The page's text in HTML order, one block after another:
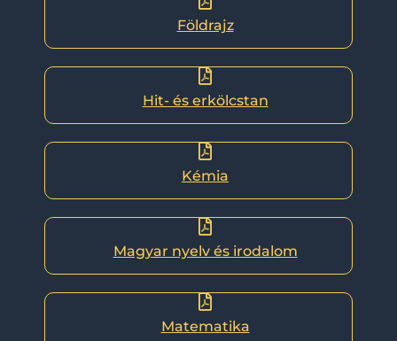
Földrajz
Hit- és erkölcstan
Kémia
Magyar nyelv és irodalom
Matematika